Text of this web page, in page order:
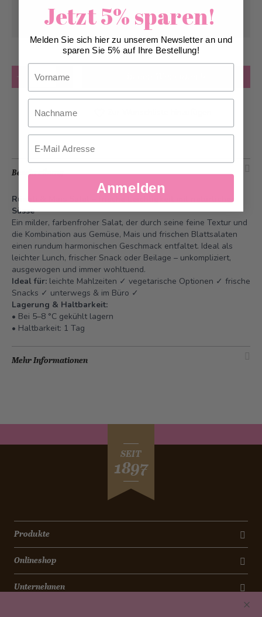
Kann frühstens ab
Dienstag, 11.08.2026
geliefert werden
Anzahl
Beschreibung
Rüebli & Mais Salat – frische Leichtigkeit mit natürlicher
Süsse
Ein milder, farbenfroher Salat, der durch seine feine Textur und
die Kombination aus Gemüse, Mais und frischen Blattsalaten
einen rundum harmonischen Geschmack entfaltet. Ideal als
leichter Lunch, frischer Snack oder Beilage – unkompliziert,
ausgewogen und immer wohltuend.
Ideal für: leichte Mahlzeiten ✓ vegetarische Optionen ✓ frische
Snacks ✓ unterwegs & im Büro ✓
Lagerung & Haltbarkeit:
• Bei 5–8 °C gekühlt lagern
• Haltbarkeit: 1 Tag
Mehr Informationen
SEIT
1897
Produkte
Onlineshop
Unternehmen
Jetzt 5% sparen!
Melden Sie sich hier zu unserem Newsletter an und
sparen Sie 5% auf Ihre Bestellung!
Nachname
Email
Anmelden